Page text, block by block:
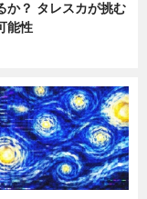
か？ タレスカが挑む
能性